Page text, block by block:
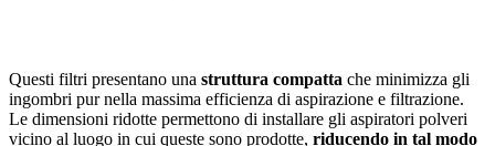
Questi filtri presentano una struttura compatta che minimizza gli
ingombri pur nella massima efficienza di aspirazione e filtrazione.
Le dimensioni ridotte permettono di installare gli aspiratori polveri
vicino al luogo in cui queste sono prodotte, riducendo in tal modo